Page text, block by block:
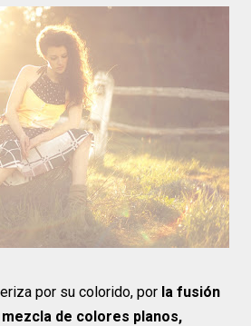
por su colorido, por la fusión
de colores planos,